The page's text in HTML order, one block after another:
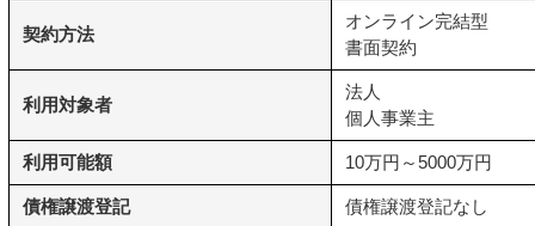
契約方法
オンライン完結型
書面契約
利用対象者
法人
個人事業主
利用可能額 10万円～5000万円
債権譲渡登記 債権譲渡登記なし